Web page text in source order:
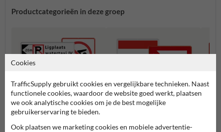
Productcategorieën in deze groep
Cookies
TrafficSupply gebruikt cookies en vergelijkbare technieken. Naast
functionele cookies, waardoor de website goed werkt, plaatsen
we ook analytische cookies om je de best mogelijke
gebruikerservaring te bieden.
Ook plaatsen we marketing cookies en mobiele advertentie-